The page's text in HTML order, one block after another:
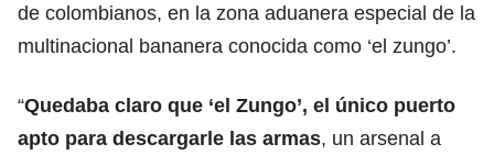
de colombianos, en la zona aduanera especial de la
multinacional bananera conocida como ‘el zungo’.
“Quedaba claro que ‘el Zungo’, el único puerto
apto para descargarle las armas, un arsenal a